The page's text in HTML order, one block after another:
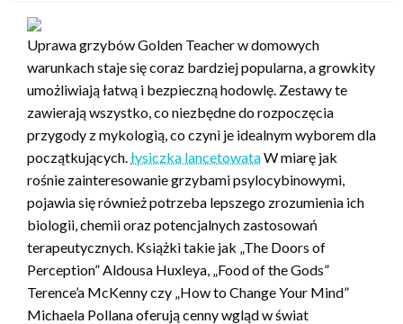
Uprawa grzybów Golden Teacher w domowych
warunkach staje się coraz bardziej popularna, a growkity
umożliwiają łatwą i bezpieczną hodowlę. Zestawy te
zawierają wszystko, co niezbędne do rozpoczęcia
przygody z mykologią, co czyni je idealnym wyborem dla
początkujących. łysiczka lancetowataW miarę jak
rośnie zainteresowanie grzybami psylocybinowymi,
pojawia się również potrzeba lepszego zrozumienia ich
biologii, chemii oraz potencjalnych zastosowań
terapeutycznych. Książki takie jak „The Doors of
Perception” Aldousa Huxleya, „Food of the Gods”
Terence’a McKenny czy „How to Change Your Mind”
Michaela Pollana oferują cenny wgląd w świat